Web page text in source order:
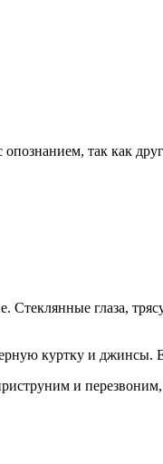
так как
глаза,
куртку и джинсы.
и